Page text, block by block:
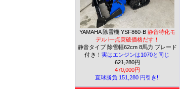
YAMAHA 除雪機 YSF860-B 静音特化モ
デル i一点突破価格だす！
静音タイプ 除雪幅62cm 8馬力 ブレード
付き！ 実はエンジンは1070と同じ
621,280円
470,000円
直球勝負 151,280 円引き!!